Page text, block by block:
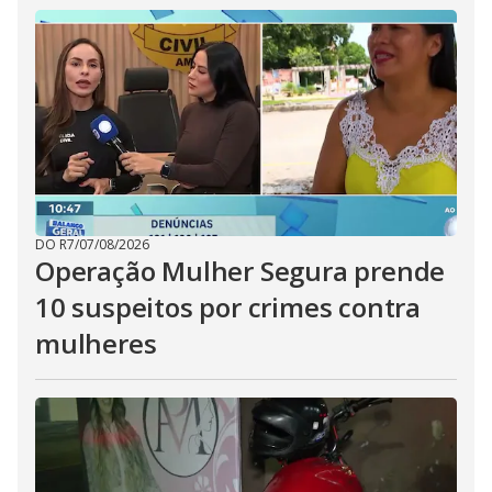
DO R7/07/08/2026
Operação Mulher Segura prende
10 suspeitos por crimes contra
mulheres